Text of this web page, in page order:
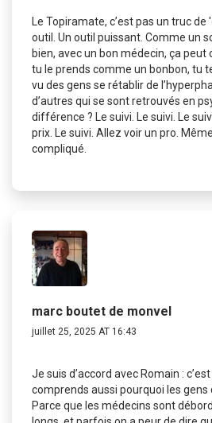
Le Topiramate, c’est pas un truc de
outil. Un outil puissant. Comme un
bien, avec un bon médecin, ça peut
tu le prends comme un bonbon, tu
vu des gens se rétablir de
d’autres qui se sont retrouvés en
différence ? Le suivi. Le suivi. Le
prix. Le suivi. Allez voir un pro.
compliqué.
marc boutet de monvel
juillet 25, 2025 AT 16:43
Je suis d’accord avec Romain :
comprends aussi pourquoi les gens
Parce que les médecins sont